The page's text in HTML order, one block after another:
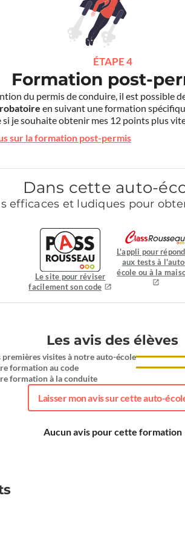
ÉTAPE 4
Formation post-
du permis de conduire, il est possible
en suivant une formation
si je souhaite obtenir mes 12 points plus
sur la formation post-permis
Dans cette auto-
efficaces et ludiques pour
Le site pour réviser
facilement son code
L'appli pour
aux tests à
école ou à la
Les avis des élèves
premières visites à notre auto-école
formation au code
formation à la conduite
Laisser mon avis sur cette auto-
Aucun avis pour cette formation